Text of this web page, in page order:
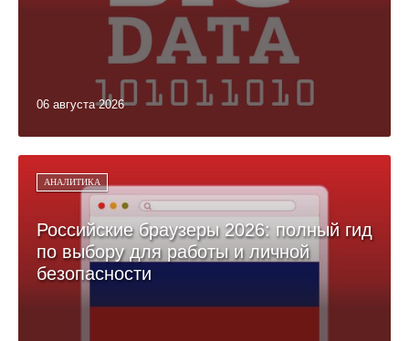
06 августа 2026
АНАЛИТИКА
Российские браузеры 2026: полный гид
по выбору для работы и личной
безопасности